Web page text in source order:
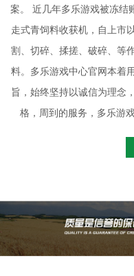
案。 近几年多乐游戏被冻结
走式青饲料收获机，自上市
割、切碎、揉搓、破碎、等
料。多乐游戏中心官网本着
旨，始终坚持以诚信为理念
格，周到的服务，多乐游